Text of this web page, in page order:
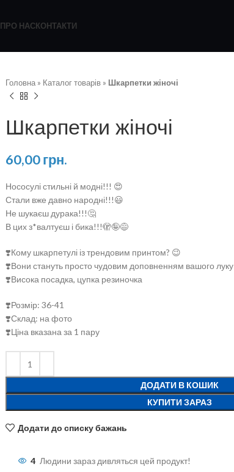
ПРО НАСКОНТАКТИ
Головна » Каталог товарів » Шкарпетки жіночі
Шкарпетки жіночі
60,00грн.
Нососулі стильні й модні!!! 😍
Стали вже давно народні!!!😃
Не шукаєш дурака!!!🤔
В цих з*валтуєш і бика!!!🫣🤪😅
❣️Кому шкарпетулі із трендовим принтом? 😉
❣️Вони стануть просто чудовим доповненням вашого луку
❣️Висока посадка, цупка резиночка
❣️Розмір: 36-41
❣️Склад: на фото
❣️Ціна вказана за 1 пару
ДОДАТИ В КОШИК
КУПИТИ ЗАРАЗ
Додати до списку бажань
4 Людини зараз дивляться цей продукт!